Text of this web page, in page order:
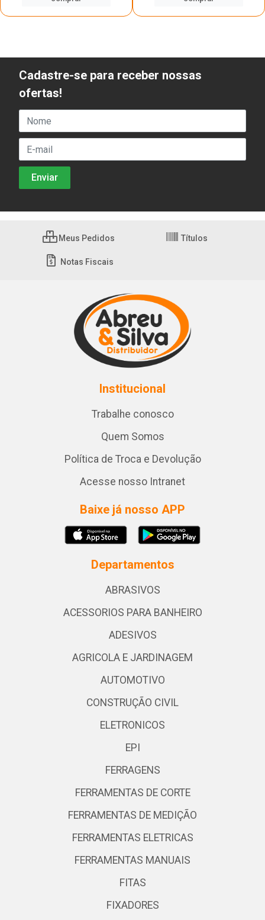
Cadastre-se para receber nossas
ofertas!
Meus Pedidos Títulos
Notas Fiscais
Institucional
Trabalhe conosco
Quem Somos
Política de Troca e Devolução
Acesse nosso Intranet
Baixe já nosso APP
Departamentos
ABRASIVOS
ACESSORIOS PARA BANHEIRO
ADESIVOS
AGRICOLA E JARDINAGEM
AUTOMOTIVO
CONSTRUÇÃO CIVIL
ELETRONICOS
EPI
FERRAGENS
FERRAMENTAS DE CORTE
FERRAMENTAS DE MEDIÇÃO
FERRAMENTAS ELETRICAS
FERRAMENTAS MANUAIS
FITAS
FIXADORES